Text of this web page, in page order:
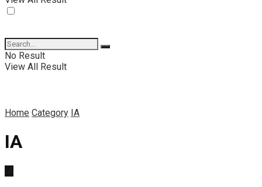
No Result
View All Result
Home Category IA
IA